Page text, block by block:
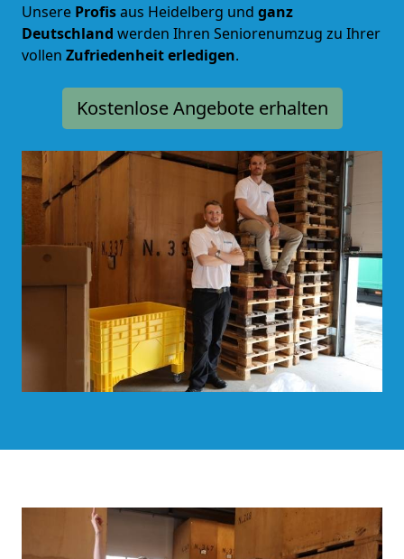
Unsere Profisaus Heidelberg und ganz
Deutschland werden Ihren Seniorenumzug zu Ihrer
vollen Zufriedenheiterledigen.
Kostenlose Angebote erhalten